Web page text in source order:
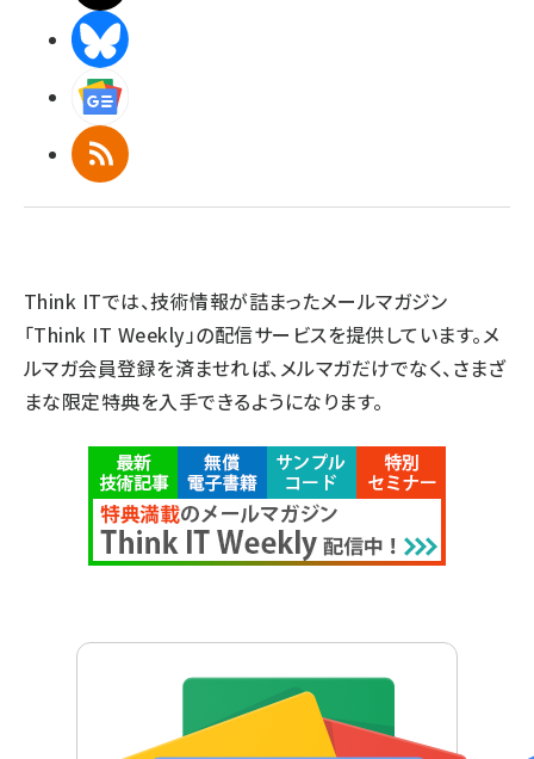
RSS
Think ITでは、技術情報が詰まったメールマガジン
「Think IT Weekly」の配信サービスを提供しています。メ
ルマガ会員登録を済ませれば、メルマガだけでなく、さまざ
まな限定特典を入手できるようになります。